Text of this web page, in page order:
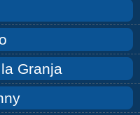
Granja